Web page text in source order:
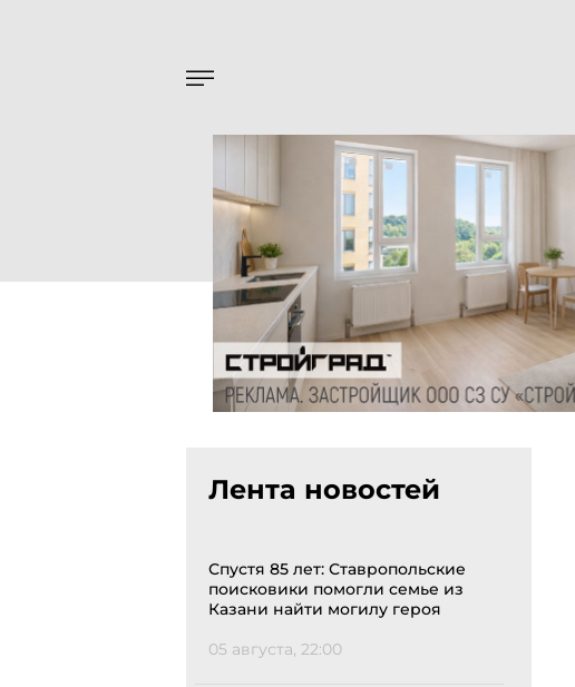
Лента новостей
Спустя 85 лет: Ставропольские
поисковики помогли семье из
Казани найти могилу героя
05 августа, 22:00